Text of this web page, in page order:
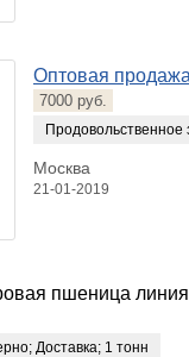
Оптовая
7000 руб.
Продовольственное
Москва
21-01-2019
пшеница
; Доставка; 1 тонн